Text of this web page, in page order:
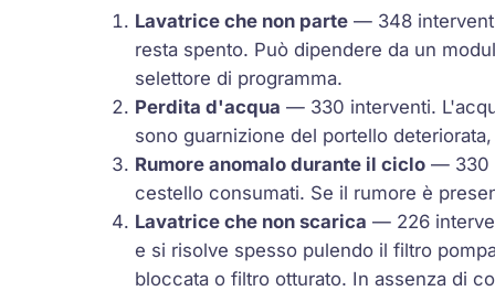
Lavatrice che non parte — 348
resta spento. Può dipendere da un
selettore di programma.
Perdita d'acqua — 330 interventi.
sono guarnizione del portello
Rumore anomalo durante il ciclo — 330
cestello consumati. Se il rumore è
Lavatrice che non scarica — 226
e si risolve spesso pulendo il filtro
bloccata o filtro otturato. In assenza di